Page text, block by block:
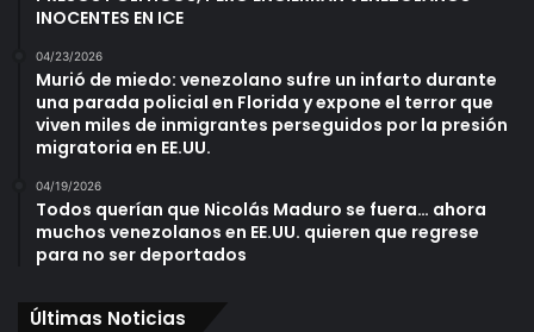
INOCENTES EN ICE
04/23/2026
Murió de miedo: venezolano sufre un infarto durante
una parada policial en Florida y expone el terror que
viven miles de inmigrantes perseguidos por la presión
migratoria en EE.UU.
04/19/2026
Todos querían que Nicolás Maduro se fuera… ahora
muchos venezolanos en EE.UU. quieren que regrese
para no ser deportados
Últimas Noticias